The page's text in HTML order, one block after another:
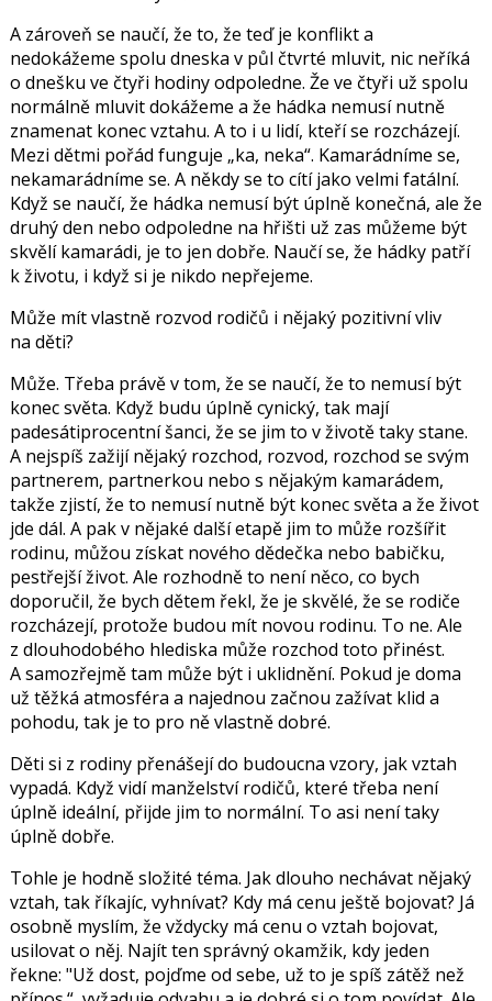
A zároveň se naučí, že to, že teď je konflikt a
nedokážeme spolu dneska v půl čtvrté mluvit, nic neříká
o dnešku ve čtyři hodiny odpoledne. Že ve čtyři už spolu
normálně mluvit dokážeme a že hádka nemusí nutně
znamenat konec vztahu. A to i u lidí, kteří se rozcházejí.
Mezi dětmi pořád funguje „ka, neka“. Kamarádníme se,
nekamarádníme se. A někdy se to cítí jako velmi fatální.
Když se naučí, že hádka nemusí být úplně konečná, ale že
druhý den nebo odpoledne na hřišti už zas můžeme být
skvělí kamarádi, je to jen dobře. Naučí se, že hádky patří
k životu, i když si je nikdo nepřejeme.
Může mít vlastně rozvod rodičů i nějaký pozitivní vliv
na děti?
Může. Třeba právě v tom, že se naučí, že to nemusí být
konec světa. Když budu úplně cynický, tak mají
padesátiprocentní šanci, že se jim to v životě taky stane.
A nejspíš zažijí nějaký rozchod, rozvod, rozchod se svým
partnerem, partnerkou nebo s nějakým kamarádem,
takže zjistí, že to nemusí nutně být konec světa a že život
jde dál. A pak v nějaké další etapě jim to může rozšířit
rodinu, můžou získat nového dědečka nebo babičku,
pestřejší život. Ale rozhodně to není něco, co bych
doporučil, že bych dětem řekl, že je skvělé, že se rodiče
rozcházejí, protože budou mít novou rodinu. To ne. Ale
z dlouhodobého hlediska může rozchod toto přinést.
A samozřejmě tam může být i uklidnění. Pokud je doma
už těžká atmosféra a najednou začnou zažívat klid a
pohodu, tak je to pro ně vlastně dobré.
Děti si z rodiny přenášejí do budoucna vzory, jak vztah
vypadá. Když vidí manželství rodičů, které třeba není
úplně ideální, přijde jim to normální. To asi není taky
úplně dobře.
Tohle je hodně složité téma. Jak dlouho nechávat nějaký
vztah, tak říkajíc, vyhnívat? Kdy má cenu ještě bojovat? Já
osobně myslím, že vždycky má cenu o vztah bojovat,
usilovat o něj. Najít ten správný okamžik, kdy jeden
řekne: "Už dost, pojďme od sebe, už to je spíš zátěž než